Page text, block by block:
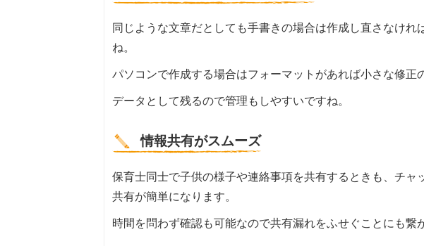
同じような文章だとしても手書きの場合は作成し直さなけれ
ね。
パソコンで作成する場合はフォーマットがあれば小さな修正
データとして残るので管理もしやすいですね。
情報共有がスムーズ
保育士同士で子供の様子や連絡事項を共有するときも、チャ
共有が簡単になります。
時間を問わず確認も可能なので共有漏れをふせぐことにも繋